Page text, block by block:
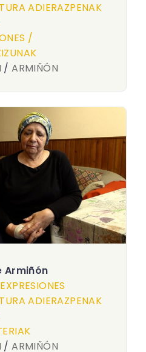
ADIERAZPENAK
/
/ARMIÑÓN
Armiñón
ADIERAZPENAK
/ARMIÑÓN